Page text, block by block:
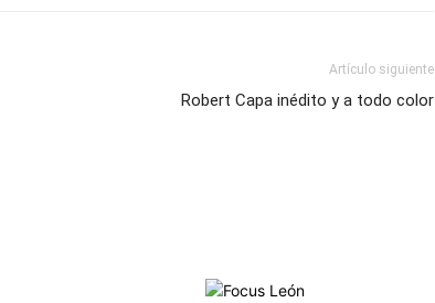
Artículo siguiente
Robert Capa inédito y a todo color